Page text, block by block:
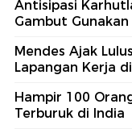
Antisipasi
Gambut
Mendes Ajak
Lapangan Kerja
Hampir 100
Terburuk di India